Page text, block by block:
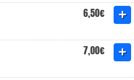
6,50€
7,00€